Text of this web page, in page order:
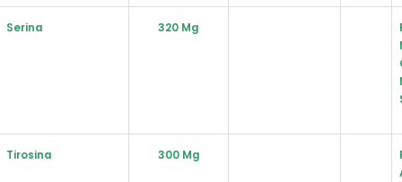
Serina 320 Mg
Tirosina 300 Mg